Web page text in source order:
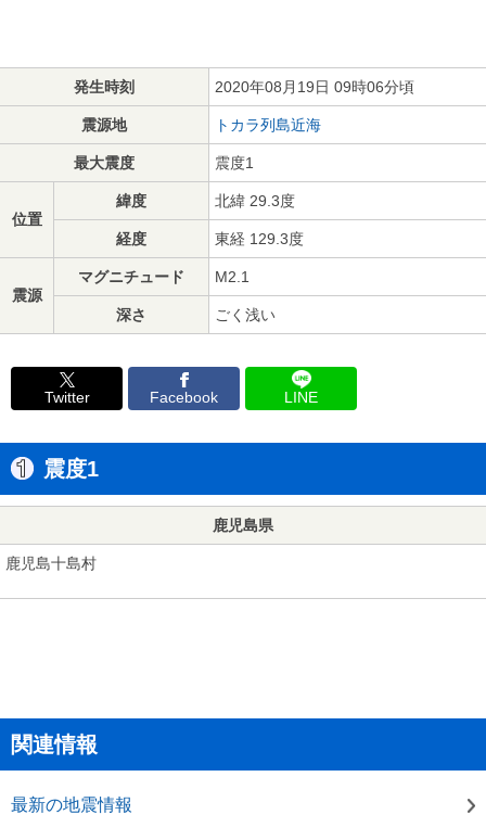
発生時刻 2020年08月19日 09時06分頃
震源地 トカラ列島近海
最大震度 震度1
位置
緯度 北緯 29.3度
経度 東経 129.3度
震源
マグニチュード M2.1
深さ ごく浅い
Twitter Facebook LINE
震度1
鹿児島県
鹿児島十島村
関連情報
最新の地震情報